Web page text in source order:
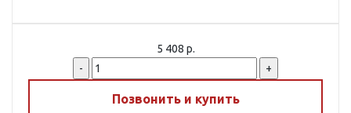
5 408 р.
-
+
Позвонить и купить